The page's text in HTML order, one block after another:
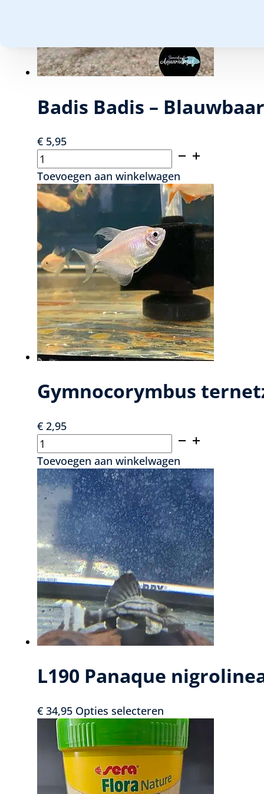
Badis Badis –
€ 5,95
Badis
Badis
-
Blauwbaarsje
aantal
Toevoegen aan winkelwagen
Gymnocorymbus
€ 2,95
Gymnocorymbus
ternetzi
albino
-
Zwarte
rouwtetra
albino
aantal
Toevoegen aan winkelwagen
L190 Panaque
€ 34,95 Opties selecteren
product
heeft
meerdere
variaties.
Deze